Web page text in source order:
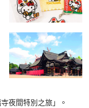
夜間特別之旅」。